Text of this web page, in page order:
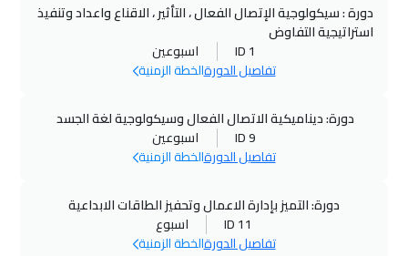
دورة : سيكولوجية الإتصال الفعال ، التأثير ، الاقناع واعداد وتنفيذ
استراتيجية التفاوض
ID 1
اسبوعين
تفاصيل الدورةالخطة الزمنية
دورة: ديناميكية الاتصال الفعال وسيكولوجية لغة الجسد
ID 9
اسبوعين
تفاصيل الدورةالخطة الزمنية
دورة: التميز بإدارة الاعمال وتحفيز الطاقات الابداعية
ID 11
اسبوع
تفاصيل الدورةالخطة الزمنية